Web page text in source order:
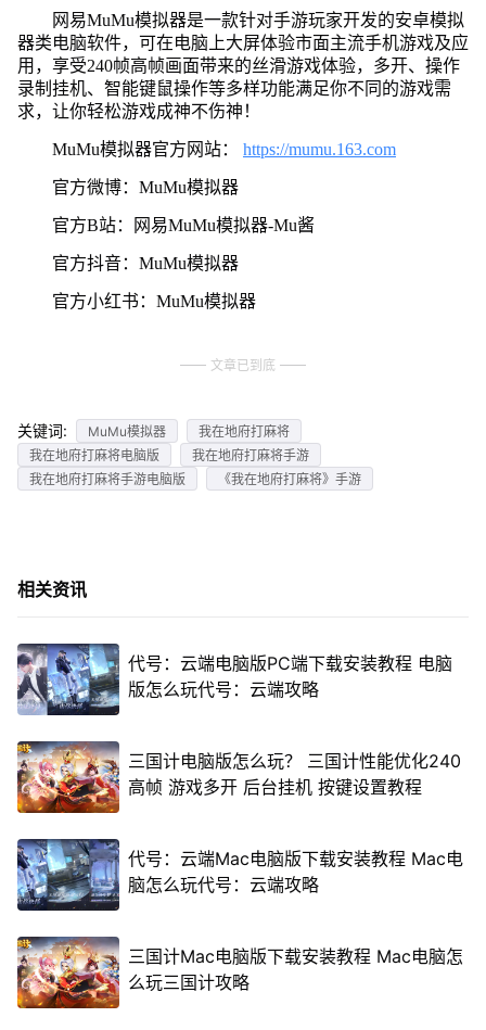
网易MuMu模拟器是一款针对手游玩家开发的安卓模拟
器类电脑软件，可在电脑上大屏体验市面主流手机游戏及应
用，享受240帧高帧画面带来的丝滑游戏体验，多开、操作
录制挂机、智能键鼠操作等多样功能满足你不同的游戏需
求，让你轻松游戏成神不伤神！
MuMu模拟器官方网站： https://mumu.163.com
官方微博：MuMu模拟器
官方B站：网易MuMu模拟器-Mu酱
官方抖音：MuMu模拟器
官方小红书：MuMu模拟器
文章已到底
关键词: MuMu模拟器
我在地府打麻将
我在地府打麻将电脑版
我在地府打麻将手游
我在地府打麻将手游电脑版
《我在地府打麻将》手游
相关资讯
代号：云端电脑版PC端下载安装教程 电脑
版怎么玩代号：云端攻略
三国计电脑版怎么玩？ 三国计性能优化240
高帧 游戏多开 后台挂机 按键设置教程
代号：云端Mac电脑版下载安装教程 Mac电
脑怎么玩代号：云端攻略
三国计Mac电脑版下载安装教程 Mac电脑怎
么玩三国计攻略